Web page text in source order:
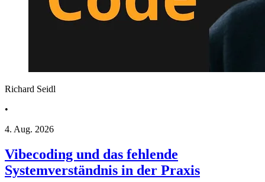
Richard Seidl
•
4. Aug. 2026
Vibecoding und das fehlende
Systemverständnis in der Praxis